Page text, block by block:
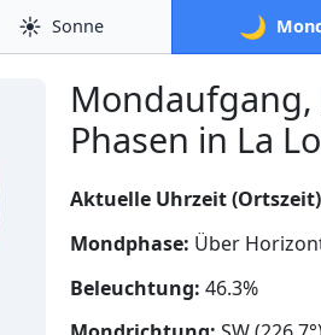
☀️ Sonne 🌙
Phasen in La
Aktuelle Uhrzeit
Mondphase: Über
Beleuchtung: 46.3%